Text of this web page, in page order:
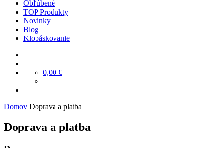
Obľúbené
TOP Produkty
Novinky
Blog
Klobáskovanie
0,00 €
Domov Doprava a platba
Doprava a platba